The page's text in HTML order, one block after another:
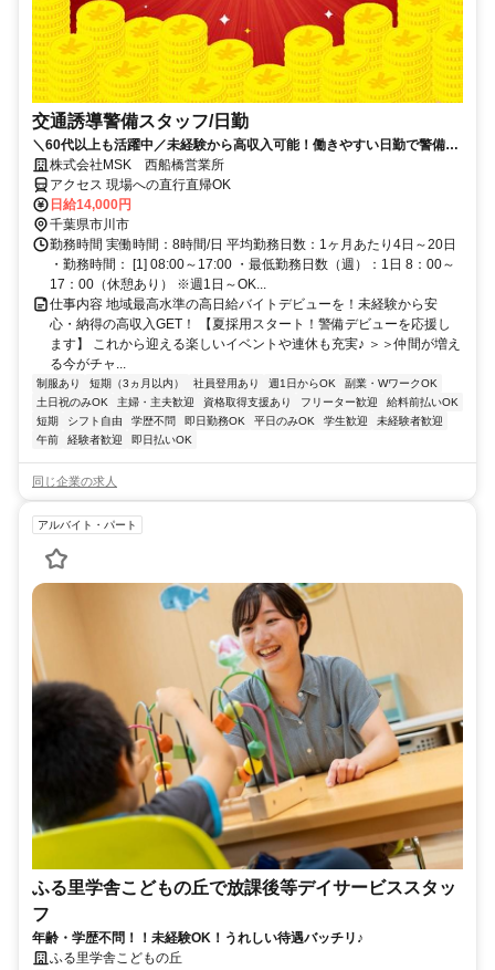
交通誘導警備スタッフ/日勤
＼60代以上も活躍中／未経験から高収入可能！働きやすい日勤で警備員
デビューをしませんか！【月収28万円可能・日払いもOK！】勤務3日前
までシフト申請可能！週1日～・短期もOK！未経験者大歓迎！幅広い年
代が活躍しています。
株式会社MSK 西船橋営業所
アクセス 現場への直行直帰OK
日給14,000円
千葉県市川市
勤務時間 実働時間：8時間/日 平均勤務日数：1ヶ月あたり4日～20日
・勤務時間： [1] 08:00～17:00 ・最低勤務日数（週）：1日 8：00～
17：00（休憩あり） ※週1日～OK...
仕事内容 地域最高水準の高日給バイトデビューを！未経験から安
心・納得の高収入GET！ 【夏採用スタート！警備デビューを応援し
ます】 これから迎える楽しいイベントや連休も充実♪ ＞＞仲間が増え
る今がチャ...
制服あり 短期（3ヵ月以内） 社員登用あり 週1日からOK
副業・WワークOK
土日祝のみOK
主婦・主夫歓迎 資格取得支援あり フリーター歓迎
給料前払いOK
短期
シフト自由 学歴不問 即日勤務OK 平日のみOK 学生歓迎
未経験者歓迎
午前
経験者歓迎 即日払いOK
同じ企業の求人
アルバイト・パート
ふる里学舎こどもの丘で放課後等デイサービススタッ
フ
年齢・学歴不問！！未経験OK！うれしい待遇バッチリ♪
ふる里学舎こどもの丘